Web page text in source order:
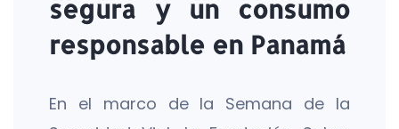
segura y un consumo
responsable en Panamá
En el marco de la Semana de la